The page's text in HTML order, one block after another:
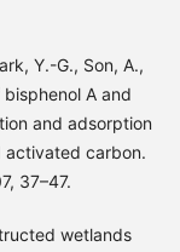
Y.-G., Son, A.,
A and
and adsorption
activated carbon.
37–47.
wetlands